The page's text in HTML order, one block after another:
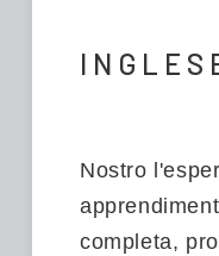
Nostro
completa,